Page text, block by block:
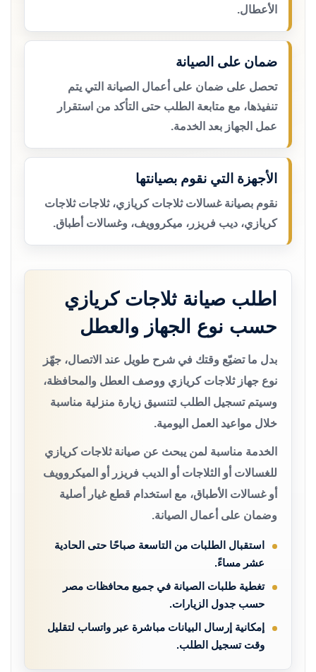
الأعطال.
ضمان على الصيانة
تحصل على ضمان على أعمال الصيانة التي يتم
تنفيذها، مع متابعة الطلب حتى التأكد من استقرار
عمل الجهاز بعد الخدمة.
الأجهزة التي نقوم بصيانتها
نقوم بصيانة غسالات ثلاجات كريازي، ثلاجات ثلاجات
كريازي، ديب فريزر، ميكروويف، وغسالات أطباق.
اطلب صيانة ثلاجات كريازي
حسب نوع الجهاز والعطل
بدل ما تضيّع وقتك في شرح طويل عند الاتصال، جهّز
نوع جهاز ثلاجات كريازي ووصف العطل والمحافظة،
وسيتم تسجيل الطلب لتنسيق زيارة منزلية مناسبة
خلال مواعيد العمل اليومية.
الخدمة مناسبة لمن يبحث عن صيانة ثلاجات كريازي
للغسالات أو الثلاجات أو الديب فريزر أو الميكروويف
أو غسالات الأطباق، مع استخدام قطع غيار أصلية
وضمان على أعمال الصيانة.
استقبال الطلبات من التاسعة صباحًا حتى الحادية
عشر مساءً.
تغطية طلبات الصيانة في جميع محافظات مصر
حسب جدول الزيارات.
إمكانية إرسال البيانات مباشرة عبر واتساب لتقليل
وقت تسجيل الطلب.